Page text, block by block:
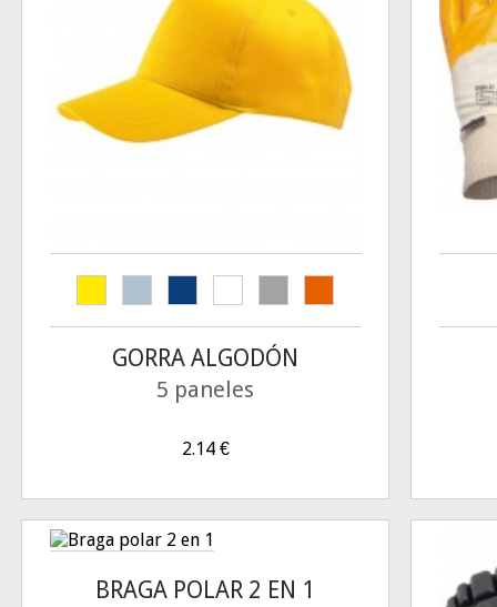
GORRA ALGODÓN
5 paneles
2.14 €
BRAGA POLAR 2 EN 1